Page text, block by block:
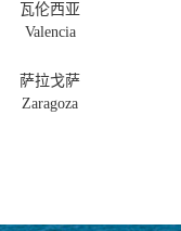
瓦伦西亚
萨拉戈萨